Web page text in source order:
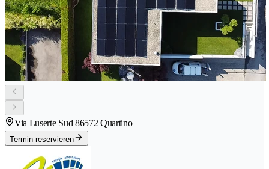
Via Luserte Sud 86572 Quartino
Termin reservieren